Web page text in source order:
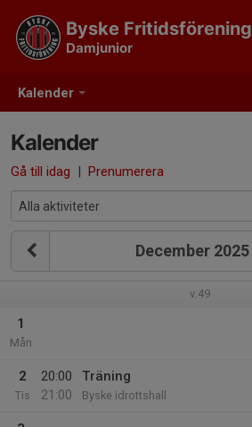
Kalender
Byske Fritidsförening
Damjunior
Kalender
Gå till idag | Prenumerera
December 2025
v.49
1
Mån
2
Tis
20:00
21:00
Träning
Byske idrottshall